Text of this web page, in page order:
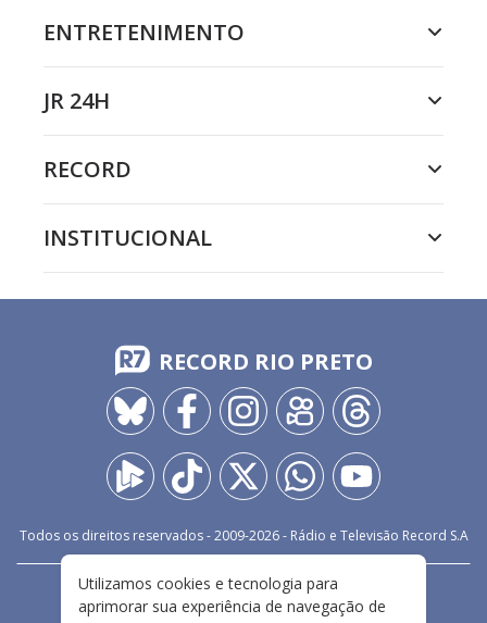
ENTRETENIMENTO
JR 24H
RECORD
INSTITUCIONAL
RECORD RIO PRETO
Todos os direitos reservados - 2009-2026- Rádio e Televisão Record S.A
FALE CONOSCO
PRIVACIDADE
Utilizamos cookies e tecnologia para
aprimorar sua experiência de navegação de